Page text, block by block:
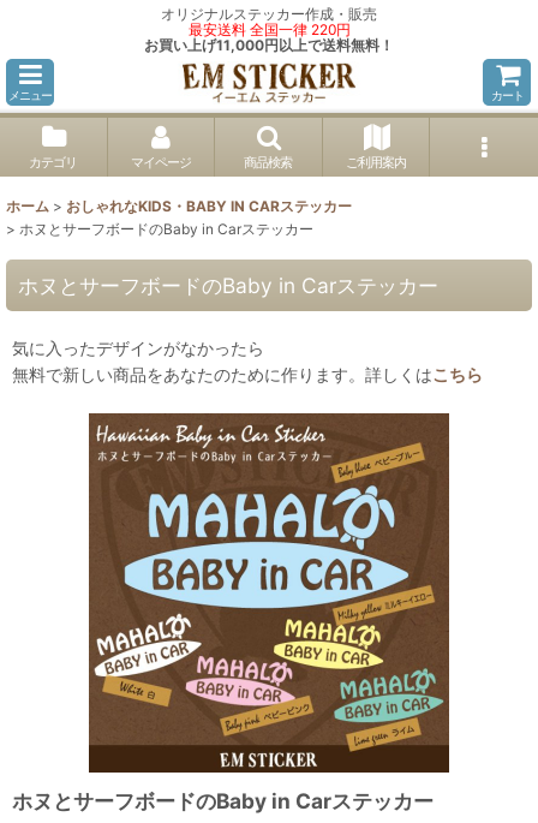
オリジナルステッカー作成・販売
最安送料 全国一律 220円
お買い上げ11,000円以上で送料無料！
メニュー カート
カテゴリ マイページ 商品検索 ご利用案内
ホーム > おしゃれなKIDS・BABY IN CARステッカー
> ホヌとサーフボードのBaby in Carステッカー
ホヌとサーフボードのBaby in Carステッカー
気に入ったデザインがなかったら
無料で新しい商品をあなたのために作ります。詳しくはこちら
ホヌとサーフボードのBaby in Carステッカー